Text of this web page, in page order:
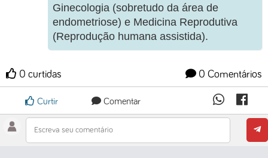
Ginecologia (sobretudo da área de
endometriose) e Medicina Reprodutiva
(Reprodução humana assistida).
0 Comentários
0 curtidas
Curtir Comentar
Escreva seu comentário